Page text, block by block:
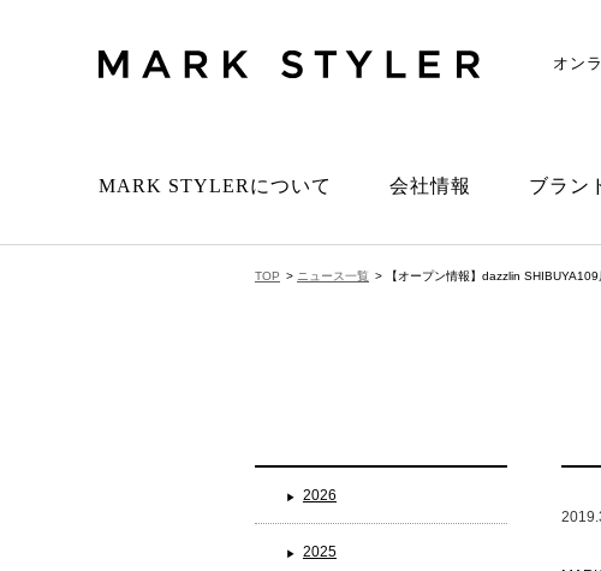
オン
MARK STYLERについて 会社情報 ブラン
TOP > ニュース一覧 > 【オープン情報】dazzlin
2026
2025